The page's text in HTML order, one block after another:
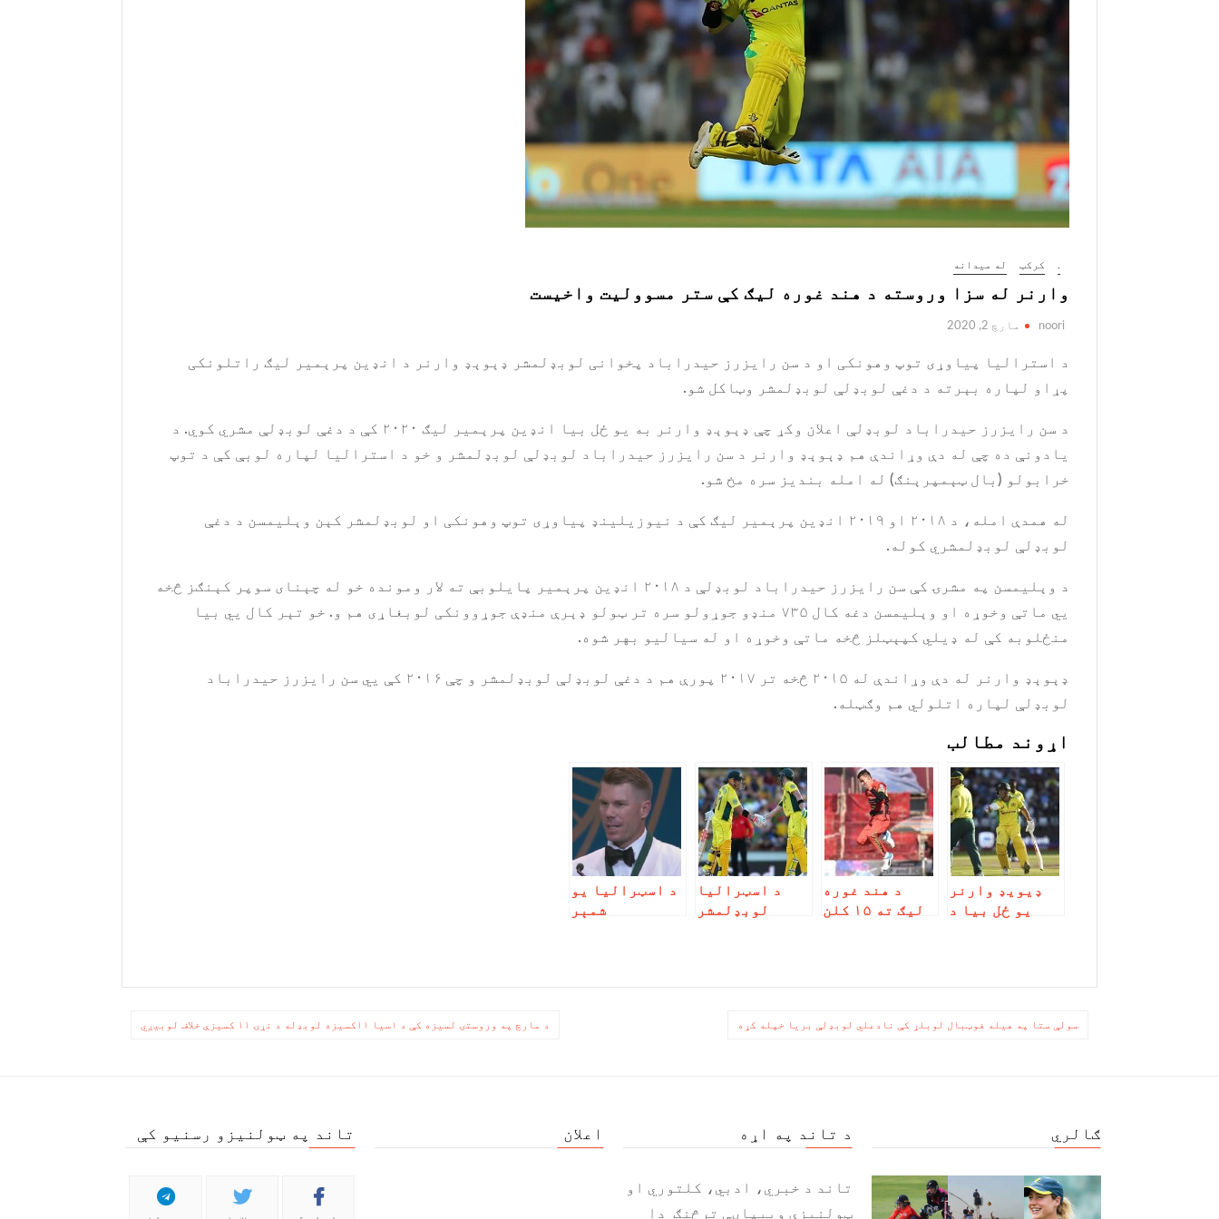
کرکټ له میدانه
وارنر له سزا وروسته د هند غوره لیګ کې ستر مسوولیت واخیست
noori مارچ 2, 2020
د استرالیا پیاوړی توپ وهونکی او د سن رایزرز حیدراباد پخوانی لوبډلمشر ډېوېډ وارنر د انډین پرېمیر لیګ راتلونکی
پړاو لپاره بېرته د دغې لوبډلې لوبډلمشر وټاکل شو.
د سن رایزرز حیدراباد لوبډلې اعلان وکړ چې ډېوېډ وارنر به یو ځل بیا انډین پرېمیر لیګ ۲۰۲۰ کې د دغې لوبډلې مشري کوي. د
یادونې ده چې له دې وړاندې هم ډېوېډ وارنر د سن رایزرز حیدراباد لوبډلې لوبډلمشر و خو د استرالیا لپاره لوبې کې د توپ
خرابولو (بال ټېمپرېنګ) له امله بندیز سره مخ شو.
له همدې امله، د ۲۰۱۸ او ۲۰۱۹ انډین پرېمیر لیګ کې د نیوزیلینډ پیاوړی توپ وهونکی او لوبډلمشر کېن وېلیمسن د دغې
لوبډلې لوبډلمشري کوله.
د وېلیمسن په مشرۍ کې سن رایزرز حیدراباد لوبډلې د ۲۰۱۸ انډین پرېمیر پایلوبې ته لار ومونده خو له چېنای سوپر کېنګز څخه
يي ماتې وخوړه او وېلیمسن دغه کال ۷۳۵ منډو جوړولو سره تر ټولو ډېرې منډې جوړوونکی لوبغاړی هم و. خو تېر کال يي بیا
منځلوبه کې له ډیلي کپېټلز څخه ماتې وخوړه او له سیالیو بهر شوه.
ډېوېډ وارنر له دې وړاندې له ۲۰۱۵ څخه تر ۲۰۱۷ پورې هم د دغې لوبډلې لوبډلمشر و چې ۲۰۱۶ کې يي سن رایزرز حیدراباد
لوبډلې لپاره اتلولي هم وګټله.
اړوند مطالب
ډيویډ وارنر
یو ځل بیا د
وټاکل شو
د هند غوره
لیګ ته ۱۵ کلن
لوبغاړو نوم
د اسټرالیا
لوبډلمشر
سمېت راتګ ته
د اسټرالیا یو
شمېر
ليکنه
سولې ستا په هیله فوټبال لوبلړ کې نادعلي لوبډلې بریا خپله کړه د مارچ په وروستۍ لسیزه کې د اسیا ۱۱کسیزه لوبډله د نړۍ ۱۱ کسیزې خلاف لوبیږي
ګالري د تاند په اړه
تاند د خبري، ادبي، کلتوري او
ټولنیزې ویبپاڼې ترڅنګ دا
اعلان تاند په ټولنیزو رسنیو کې